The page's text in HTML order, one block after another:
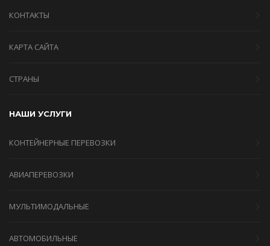
КОНТАКТЫ
КАРТА САЙТА
СТРАНЫ
НАШИ УСЛУГИ
КОНТЕЙНЕРНЫЕ ПЕРЕВОЗКИ
АВИАПЕРЕВОЗКИ
МУЛЬТИМОДАЛЬНЫЕ
АВТОМОБИЛЬНЫЕ